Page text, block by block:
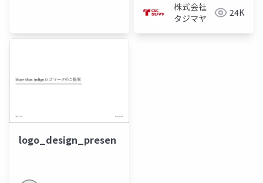
株式会社
タジマヤ
24K
logo_design_presen